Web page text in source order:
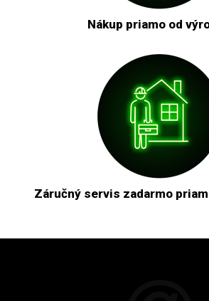
Nákup priamo od
Záručný servis zadarmo